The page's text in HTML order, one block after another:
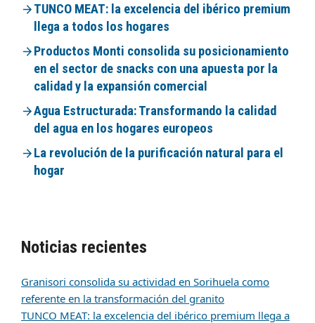
TUNCO MEAT: la excelencia del ibérico premium
llega a todos los hogares
Productos Monti consolida su posicionamiento
en el sector de snacks con una apuesta por la
calidad y la expansión comercial
Agua Estructurada: Transformando la calidad
del agua en los hogares europeos
La revolución de la purificación natural para el
hogar
Noticias recientes
Granisori consolida su actividad en Sorihuela como
referente en la transformación del granito
TUNCO MEAT: la excelencia del ibérico premium llega a